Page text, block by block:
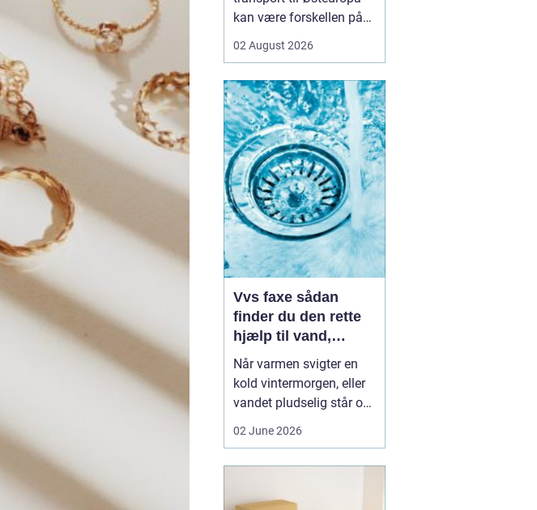
kan være forskellen på
dyre forsinkelser. Mange
mod Baltikum, Ukraine
og resten af regionen for
at finde nye kunder og
leverandører. Men v...
02 August 2026
Vvs faxe sådan
finder du den rette
hjælp til vand,
varme og sanitet
Når varmen svigter en
kold vintermorgen, eller
vandet pludselig står op
installatører en central
02 June 2026